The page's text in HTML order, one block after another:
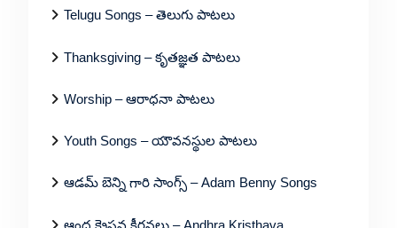
Telugu Songs – తెలుగు పాటలు
Thanksgiving – కృతజ్ఞత పాటలు
Worship – ఆరాధనా పాటలు
Youth Songs – యౌవనస్థుల పాటలు
ఆడమ్ బెన్ని గారి సాంగ్స్ – Adam Benny Songs
ఆంధ్ర క్రైస్తవ కీర్తనలు – Andhra Kristhava